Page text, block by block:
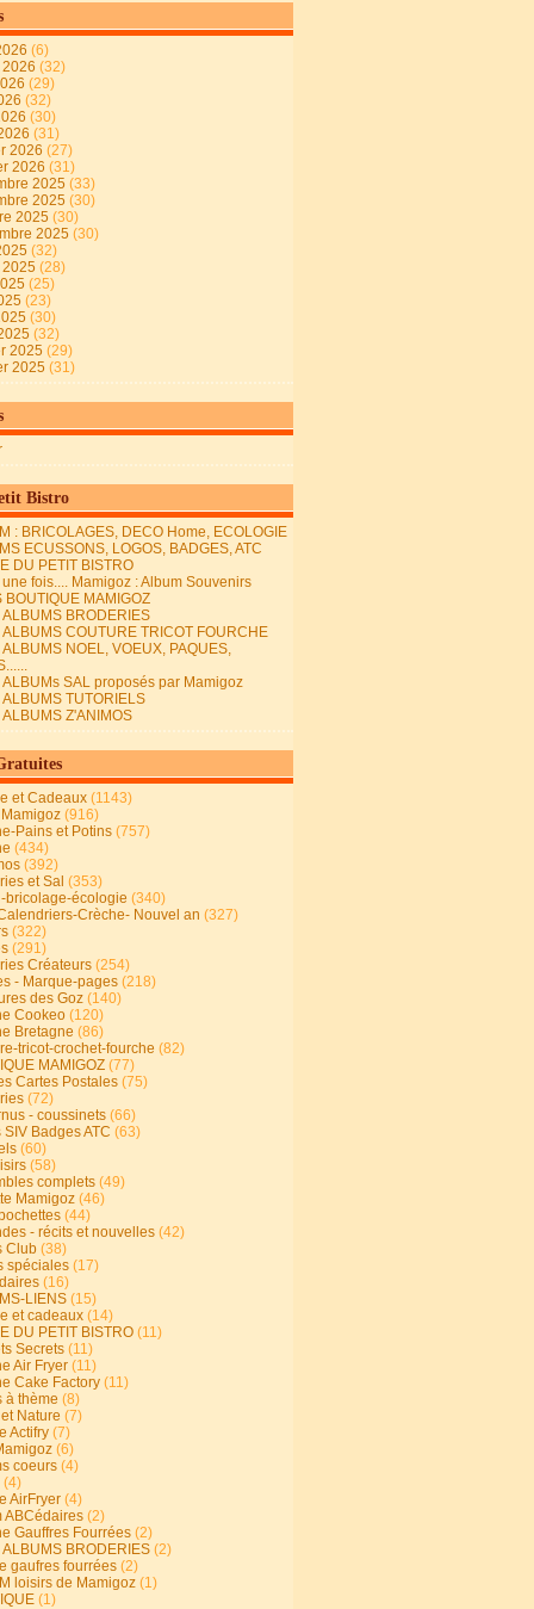
(6)
(32)
(29)
(32)
(30)
(31)
2026 (27)
2026 (31)
2025 (33)
2025 (30)
2025 (30)
2025 (30)
(32)
(28)
(25)
(23)
(30)
(32)
2025 (29)
2025 (31)
Bistro
: BRICOLAGES, DECO Home, ECOLOGIE
ECUSSONS, LOGOS, BADGES, ATC
DU PETIT BISTRO
fois.... Mamigoz : Album Souvenirs
BOUTIQUE MAMIGOZ
ALBUMS BRODERIES
ALBUMS COUTURE TRICOT FOURCHE
ALBUMS NOEL, VOEUX, PAQUES,
ALBUMs SAL proposés par Mamigoz
ALBUMS TUTORIELS
ALBUMS Z'ANIMOS
et Cadeaux (1143)
(916)
Pains et Potins (757)
(434)
(392)
et Sal (353)
bricolage-écologie (340)
Crèche- Nouvel an (327)
(322)
(291)
Créateurs (254)
- Marque-pages (218)
des Goz (140)
Cookeo (120)
Bretagne (86)
tricot-crochet-fourche (82)
MAMIGOZ (77)
Cartes Postales (75)
(72)
- coussinets (66)
Badges ATC (63)
(60)
(58)
complets (49)
Mamigoz (46)
(44)
- récits et nouvelles (42)
Club (38)
spéciales (17)
(16)
LIENS (15)
et cadeaux (14)
DU PETIT BISTRO (11)
Secrets (11)
Air Fryer (11)
Cake Factory (11)
à thème (8)
Nature (7)
Actifry (7)
(6)
coeurs (4)
(4)
AirFryer (4)
ABCédaires (2)
Gauffres Fourrées (2)
ALBUMS BRODERIES (2)
gaufres fourrées (2)
loisirs de Mamigoz (1)
(1)